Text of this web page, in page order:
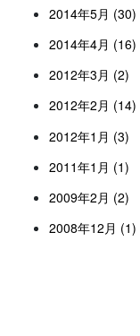
2014年5月 (30)
2014年4月 (16)
2012年3月 (2)
2012年2月 (14)
2012年1月 (3)
2011年1月 (1)
2009年2月 (2)
2008年12月 (1)